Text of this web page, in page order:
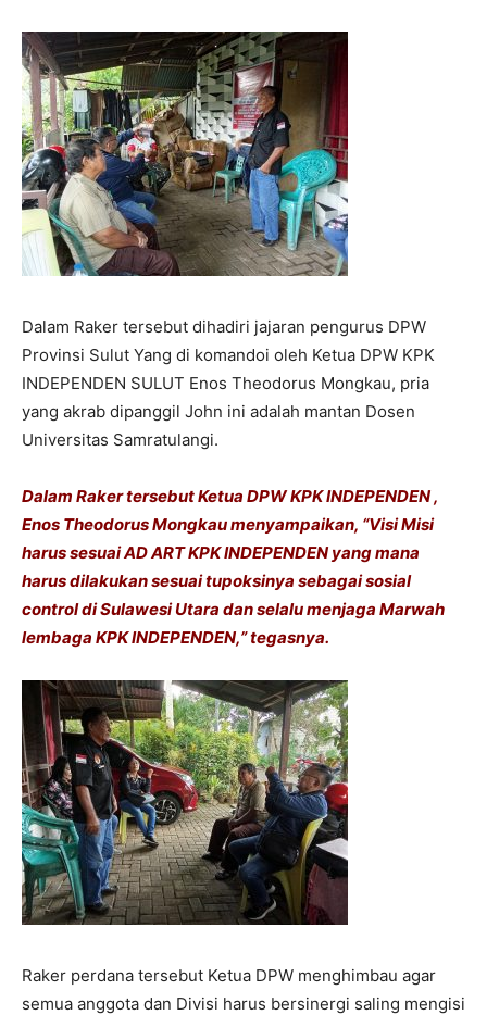
Dalam Raker tersebut dihadiri jajaran pengurus DPW
Provinsi Sulut Yang di komandoi oleh Ketua DPW KPK
INDEPENDEN SULUT Enos Theodorus Mongkau, pria
yang akrab dipanggil John ini adalah mantan Dosen
Universitas Samratulangi.
Dalam Raker tersebut Ketua DPW KPK INDEPENDEN ,
Enos Theodorus Mongkau menyampaikan, “Visi Misi
harus sesuai AD ART KPK INDEPENDEN yang mana
harus dilakukan sesuai tupoksinya sebagai sosial
control di Sulawesi Utara dan selalu menjaga Marwah
lembaga KPK INDEPENDEN,” tegasnya.
Raker perdana tersebut Ketua DPW menghimbau agar
semua anggota dan Divisi harus bersinergi saling mengisi